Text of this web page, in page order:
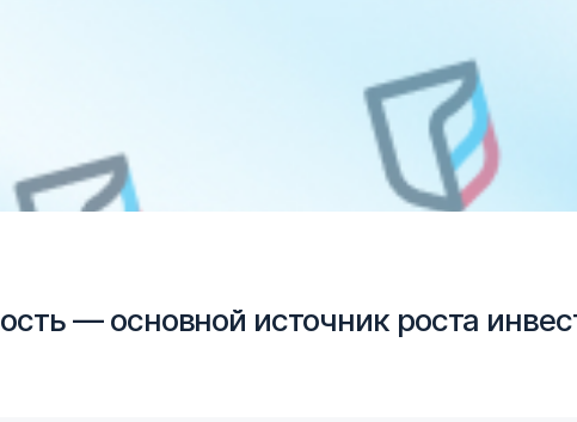
— основной источник роста